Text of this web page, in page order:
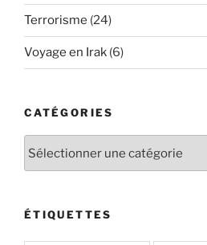
Terrorisme (24)
Voyage en Irak (6)
CATÉGORIES
ÉTIQUETTES